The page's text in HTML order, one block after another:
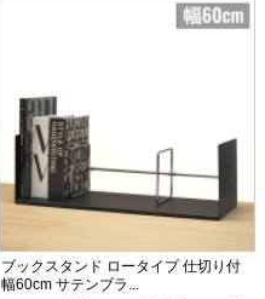
ブックスタンド ロータイプ 仕切り付
幅60cm サテンブラ...